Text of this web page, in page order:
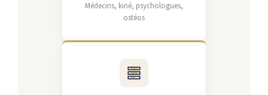
Médecins, kiné, psychologues,
ostéos